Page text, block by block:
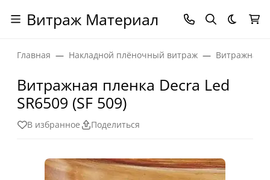
Витраж Материал Темная
Главная Накладной плёночный витраж Витражная
Витражная пленка Decra Led
SR6509 (SF 509)
В избранное Поделиться